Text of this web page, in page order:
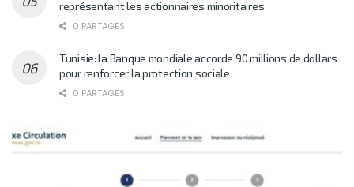
représentant les actionnaires minoritaires
0 PARTAGES
Tunisie: la Banque mondiale accorde 90 millions de dollars
pour renforcer la protection sociale
0 PARTAGES